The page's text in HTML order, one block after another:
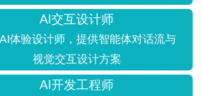
AI交互设计师
体验设计师，提供智能体对话流与
视觉交互设计方案
AI开发工程师